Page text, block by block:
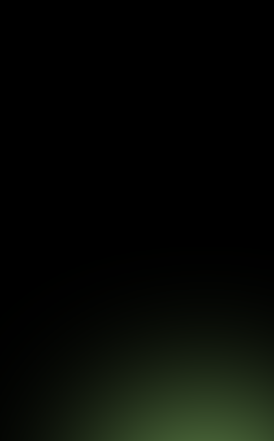
de rendre ses
passons à 100% en
pour accueillir
Co-working, chez